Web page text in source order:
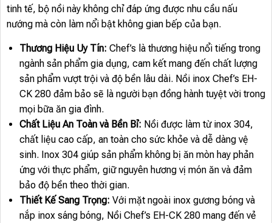
tinh tế, bộ nồi này không chỉ đáp ứng được nhu cầu nấu
nướng mà còn làm nổi bật không gian bếp của bạn.
Thương Hiệu Uy Tín: Chef’s là thương hiệu nổi tiếng trong
ngành sản phẩm gia dụng, cam kết mang đến chất lượng
sản phẩm vượt trội và độ bền lâu dài. Nồi inox Chef’s EH-
CK 280 đảm bảo sẽ là người bạn đồng hành tuyệt vời trong
mọi bữa ăn gia đình.
Chất Liệu An Toàn và Bền Bỉ: Nồi được làm từ inox 304,
chất liệu cao cấp, an toàn cho sức khỏe và dễ dàng vệ
sinh. Inox 304 giúp sản phẩm không bị ăn mòn hay phản
ứng với thực phẩm, giữ nguyên hương vị món ăn và đảm
bảo độ bền theo thời gian.
Thiết Kế Sang Trọng: Với mặt ngoài inox gương bóng và
nắp inox sáng bóng, Nồi Chef’s EH-CK 280 mang đến vẻ